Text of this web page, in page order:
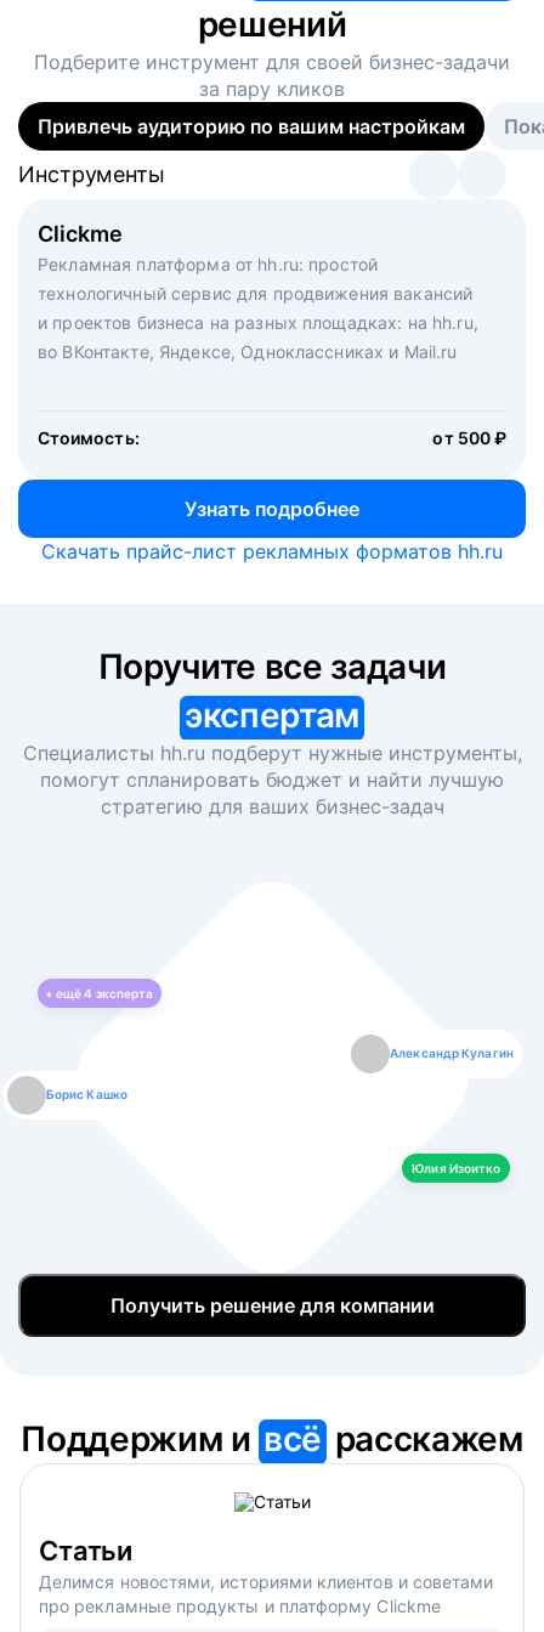
решений
Подберите инструмент для своей бизнес-задачи
за пару кликов
Привлечь аудиторию по вашим настройкам
Clickme
Рекламная платформа от hh.ru: простой
технологичный сервис для продвижения вакансий
и проектов бизнеса на разных площадках: на hh.ru,
во ВКонтакте, Яндексе, Одноклассниках и Mail.ru
Стоимость: от 500 ₽
Узнать подробнее
Инструменты
Вакансия дня
Рекламный формат для вакансий на главной странице
hh.ru. Увеличивает количество откликов
Инструменты
Массовый подбор под ключ. Решите, сколько
кандидатов и когда вам нужно, и за дело возьмутся
маркетологи, рекрутеры и проектные менеджеры
hh.ru с целым набором digital-инструментов
Инструменты
Скачать прайс-лист рекламных форматов hh.ru
экспертам
Специалисты hh.ru подберут нужные инструменты,
помогут спланировать бюджет и найти лучшую
стратегию для ваших бизнес-задач
+ ещё4 эксперта
Борис Кашко
Александр Кулагин
Юлия Изоитко
Юлия Изоитко
Даниил Макаров
Александр Кулагин
Екатерина Лазаренко
Даниил Макаров
Борис Кашко
Екатерина Лазаренко
Юлия Изоитко
Получить решение для компании
Поддержим ивсё расскажем
Статьи
Делимся новостями, историями клиентов и советами
про рекламные продукты и платформу Clickme